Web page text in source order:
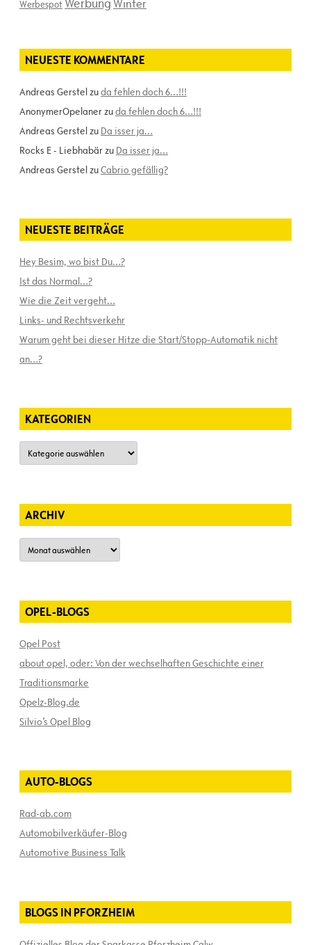
Werbespot Winter
NEUESTE KOMMENTARE
Andreas Gerstelzuda fehlen doch 6…!!!
AnonymerOpelanerzuda fehlen doch 6…!!!
Andreas Gerstelzu Da isser ja…
Rocks E - Liebhabärzu Da isser ja…
Andreas GerstelzuCabrio gefällig?
NEUESTE BEITRÄGE
Hey Besim, wo bist Du…?
Ist das Normal…?
Wie die Zeit vergeht…
Links- und Rechtsverkehr
Warum geht bei dieser Hitze die Start/Stopp-Automatik nicht
an…?
KATEGORIEN
Kategorien
ARCHIV
Archiv
OPEL-BLOGS
Opel Post
about opel, oder: Von der wechselhaften Geschichte einer
Traditionsmarke
Opelz-Blog.de
Silvio’s Opel Blog
AUTO-BLOGS
Rad-ab.com
Automobilverkäufer-Blog
Automotive Business Talk
BLOGS IN PFORZHEIM